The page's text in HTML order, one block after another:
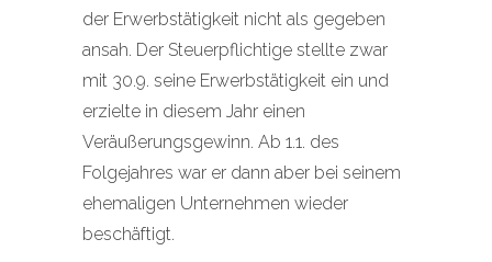
der Erwerbstätigkeit nicht als gegeben
ansah. Der Steuerpflichtige stellte zwar
mit 30.9. seine Erwerbstätigkeit ein und
erzielte in diesem Jahr einen
Veräußerungsgewinn. Ab 1.1. des
Folgejahres war er dann aber bei seinem
ehemaligen Unternehmen wieder
beschäftigt.